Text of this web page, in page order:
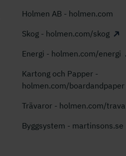
Holmen AB - holmen.com
Skog - holmen.com/skog
Energi - holmen.com/energi
Kartong och Papper -
holmen.com/boardandpaper
Trävaror - holmen.com/
Byggsystem - martinsons.se